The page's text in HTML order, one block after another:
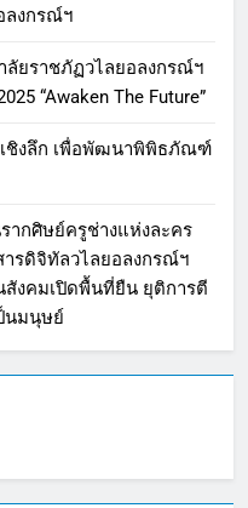
ลงกรณ์ฯ
ยราชภัฏวไลยอลงกรณ์ฯ
“Awaken The Future”
ชิงลึก เพื่อพัฒนาพิพิธภัณฑ์
รากศิษย์ครูช่างแห่งละคร
รดิจิทัลวไลยอลงกรณ์ฯ
สังคมเปิดพื้นที่ยืน ยุติการตี
นมนุษย์